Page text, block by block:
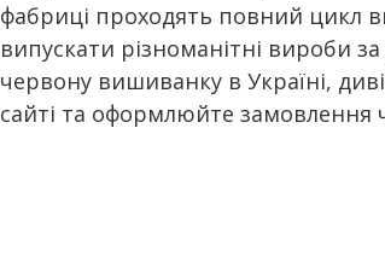
фабриці проходять повний цикл
випускати різноманітні вироби
червону вишиванку в Україні,
сайті та оформлюйте замовлення